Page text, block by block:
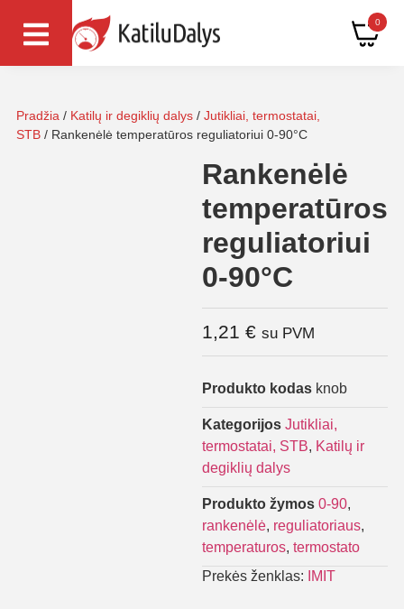
0
Pradžia / Katilų ir degiklių dalys / Jutikliai, termostatai,
STB / Rankenėlė temperatūros reguliatoriui 0-90°C
Rankenėlė
temperatūros
reguliatoriui
0-90°C
1,21 € su PVM
Produkto kodas knob
Kategorijos Jutikliai,
termostatai, STB, Katilų ir
degiklių dalys
Produkto žymos 0-90,
rankenėlė, reguliatoriaus,
temperaturos, termostato
Prekės ženklas:
IMIT